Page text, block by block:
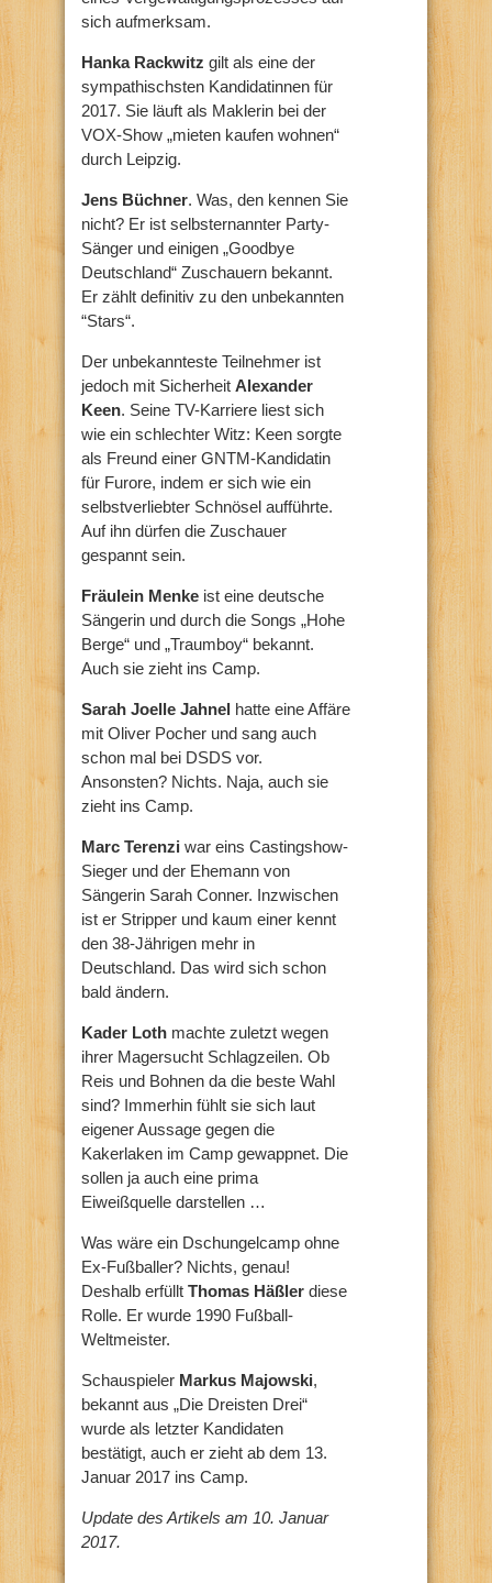
sich aufmerksam.
Hanka Rackwitz gilt als eine der
sympathischsten Kandidatinnen für
2017. Sie läuft als Maklerin bei der
VOX-Show „mieten kaufen wohnen“
durch Leipzig.
Jens Büchner. Was, den kennen Sie
nicht? Er ist selbsternannter Party-
Sänger und einigen „Goodbye
Deutschland“ Zuschauern bekannt.
Er zählt definitiv zu den unbekannten
“Stars“.
Der unbekannteste Teilnehmer ist
jedoch mit Sicherheit Alexander
Keen. Seine TV-Karriere liest sich
wie ein schlechter Witz: Keen sorgte
als Freund einer GNTM-Kandidatin
für Furore, indem er sich wie ein
selbstverliebter Schnösel aufführte.
Auf ihn dürfen die Zuschauer
gespannt sein.
Fräulein Menke ist eine deutsche
Sängerin und durch die Songs „Hohe
Berge“ und „Traumboy“ bekannt.
Auch sie zieht ins Camp.
Sarah Joelle Jahnel hatte eine Affäre
mit Oliver Pocher und sang auch
schon mal bei DSDS vor.
Ansonsten? Nichts. Naja, auch sie
zieht ins Camp.
Marc Terenzi war eins Castingshow-
Sieger und der Ehemann von
Sängerin Sarah Conner. Inzwischen
ist er Stripper und kaum einer kennt
den 38-Jährigen mehr in
Deutschland. Das wird sich schon
bald ändern.
Kader Loth machte zuletzt wegen
ihrer Magersucht Schlagzeilen. Ob
Reis und Bohnen da die beste Wahl
sind? Immerhin fühlt sie sich laut
eigener Aussage gegen die
Kakerlaken im Camp gewappnet. Die
sollen ja auch eine prima
Eiweißquelle darstellen …
Was wäre ein Dschungelcamp ohne
Ex-Fußballer? Nichts, genau!
Deshalb erfüllt Thomas Häßler diese
Rolle. Er wurde 1990 Fußball-
Weltmeister.
Schauspieler Markus Majowski,
bekannt aus „Die Dreisten Drei“
wurde als letzter Kandidaten
bestätigt, auch er zieht ab dem 13.
Januar 2017 ins Camp.
Update des Artikels am 10. Januar
2017.